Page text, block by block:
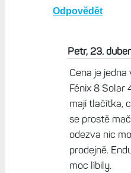
Kdyby FR 955 měly
vypadat nějak takto...
Brad, 23. duben
Takže
Fenix 8 moc
Odpovědět